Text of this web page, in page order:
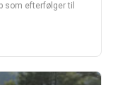
som efterfølger til